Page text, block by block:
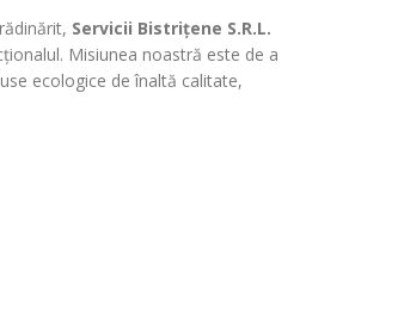
Servicii Bistrițene S.R.L.
Misiunea noastră este de a
ecologice de înaltă calitate,